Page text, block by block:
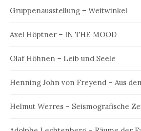
Gruppenausstellung – Weitwinkel
Axel Höptner – IN THE MOOD
Olaf Höhnen – Leib und Seele
Henning John von Freyend – Aus
Helmut Werres – Seismografische